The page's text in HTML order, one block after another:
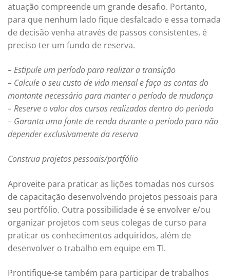
atuação compreende um grande desafio. Portanto,
para que nenhum lado fique desfalcado e essa tomada
de decisão venha através de passos consistentes, é
preciso ter um fundo de reserva.
– Estipule um período para realizar a transição
– Calcule o seu custo de vida mensal e faça as contas do
montante necessário para manter o período de mudança
– Reserve o valor dos cursos realizados dentro do período
– Garanta uma fonte de renda durante o período para não
depender exclusivamente da reserva
Construa projetos pessoais/portfólio
Aproveite para praticar as lições tomadas nos cursos
de capacitação desenvolvendo projetos pessoais para
seu portfólio. Outra possibilidade é se envolver e/ou
organizar projetos com seus colegas de curso para
praticar os conhecimentos adquiridos, além de
desenvolver o trabalho em equipe em TI.
Prontifique-se também para participar de trabalhos